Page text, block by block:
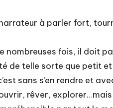
à parler fort,
nombreuses fois, il doit
de telle sorte que petit
sans s’en rendre et
rêver,